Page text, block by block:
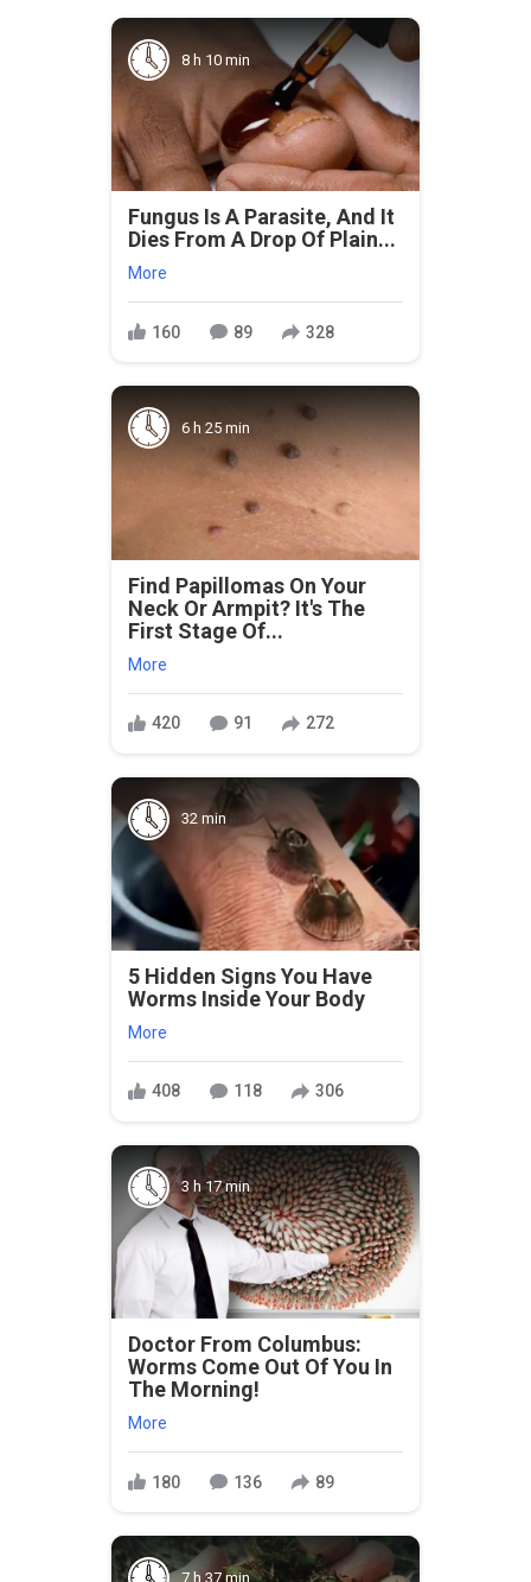
8 h 10 min
Fungus Is A Parasite, And It
Dies From A Drop Of Plain...
More
160 89 328
6 h 25 min
Find Papillomas On Your
Neck Or Armpit? It's The
First Stage Of...
More
420 91 272
32 min
5 Hidden Signs You Have
Worms Inside Your Body
More
408 118 306
3 h 17 min
Doctor From Columbus:
Worms Come Out Of You In
The Morning!
More
180 136 89
7 h 37 min